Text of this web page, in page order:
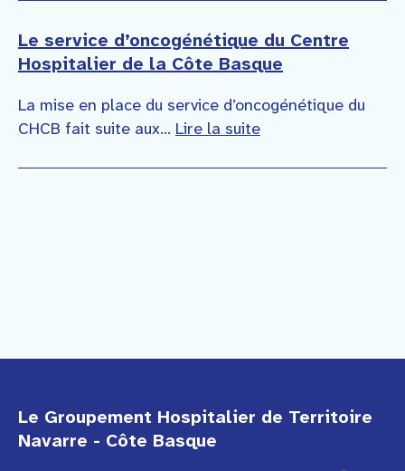
Le service d’oncogénétique du Centre
Hospitalier de la Côte Basque
La mise en place du service d’oncogénétique du
CHCB fait suite aux... Lire la suite
Le Groupement Hospitalier de Territoire
Navarre - Côte Basque